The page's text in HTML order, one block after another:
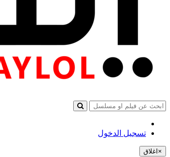
تسجيل الدخول
× اغلاق